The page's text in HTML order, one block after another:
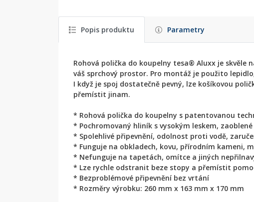
Popis produktu Parametry
Rohová polička do koupelny tesa® Aluxx je skvěle
váš sprchový prostor. Pro montáž je použito
I když je spoj dostatečně pevný, lze košíkovou
přemístit jinam.
* Rohová polička do koupelny s patentovanou
* Pochromovaný hliník s vysokým leskem,
* Spolehlivé připevnění, odolnost proti vodě,
* Funguje na obkladech, kovu, přírodním kameni,
* Nefunguje na tapetách, omítce a jiných
* Lze rychle odstranit beze stopy a přemístit
* Bezproblémové připevnění bez vrtání
* Rozměry výrobku: 260 mm x 163 mm x 170 mm